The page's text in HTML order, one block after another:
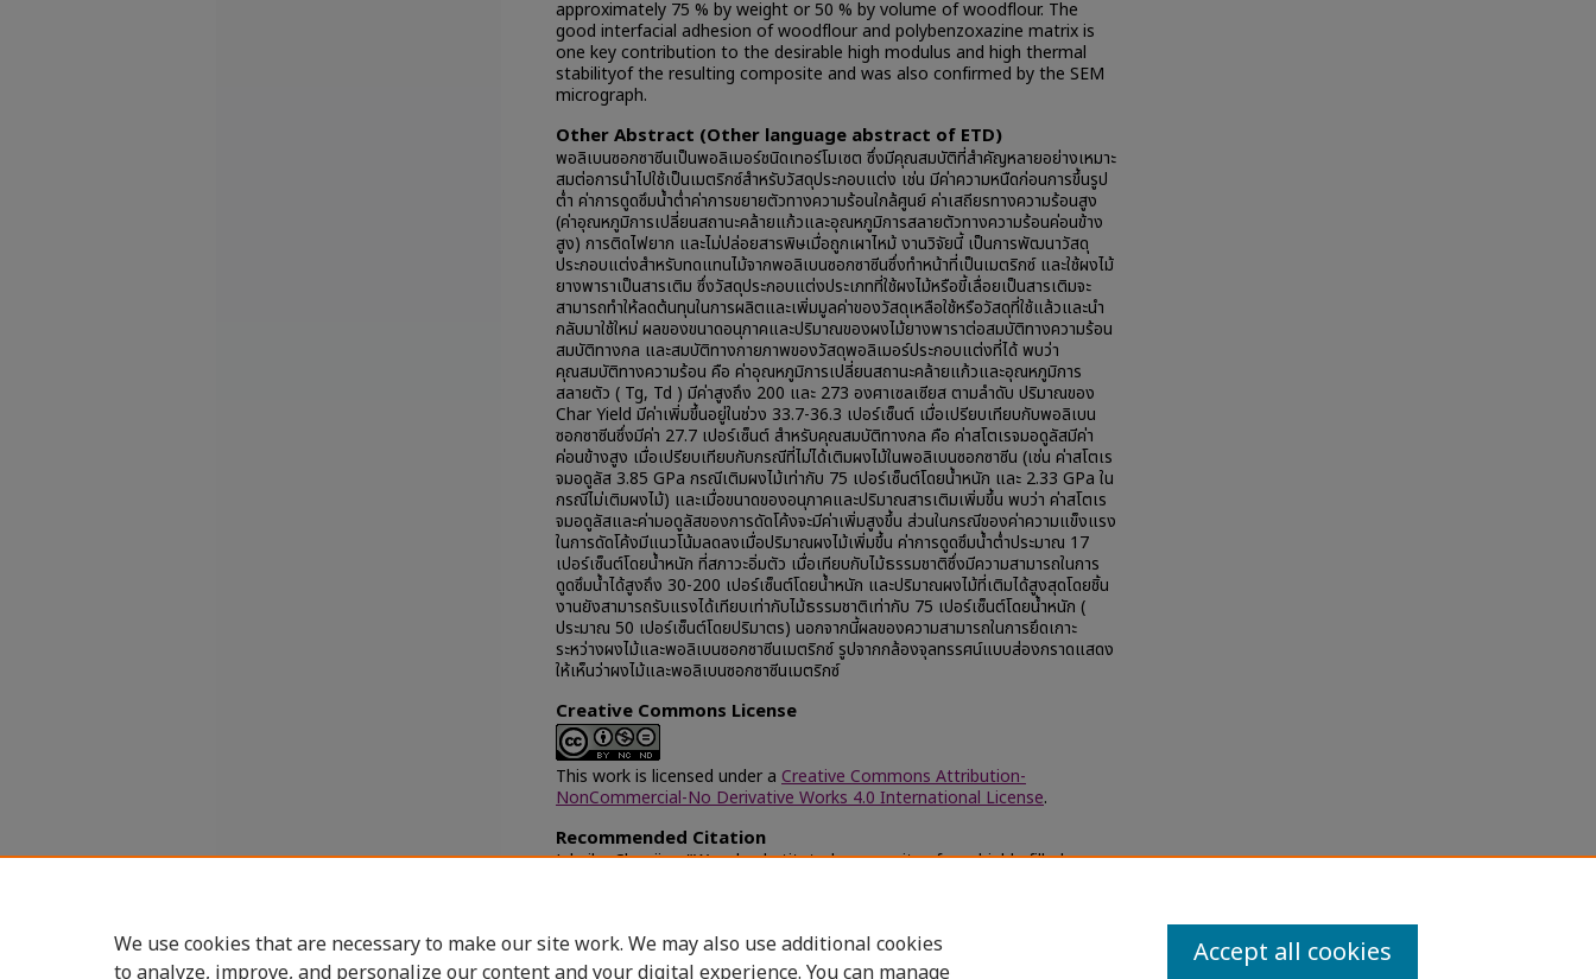
approximately 75 % by weight or 50 % by volume of woodflour. The
good interfacial adhesion of woodflour and polybenzoxazine matrix is
one key contribution to the desirable high modulus and high thermal
stabilityof the resulting composite and was also confirmed by the SEM
micrograph.
Other Abstract (Other language abstract of ETD)
พอลิเบนซอกซาซีนเป็นพอลิเมอร์ชนิดเทอร์โมเซต ซึ่งมีคุณสมบัติที่สำคัญหลายอย่างเหมาะ
สมต่อการนำไปใช้เป็นเมตริกซ์สำหรับวัสดุประกอบแต่ง เช่น มีค่าความหนืดก่อนการขึ้นรูป
ต่ำ ค่าการดูดซึมน้ำต่ำค่าการขยายตัวทางความร้อนใกล้ศูนย์ ค่าเสถียรทางความร้อนสูง
(ค่าอุณหภูมิการเปลี่ยนสถานะคล้ายแก้วและอุณหภูมิการสลายตัวทางความร้อนค่อนข้าง
สูง) การติดไฟยาก และไม่ปล่อยสารพิษเมื่อถูกเผาไหม้ งานวิจัยนี้ เป็นการพัฒนาวัสดุ
ประกอบแต่งสำหรับทดแทนไม้จากพอลิเบนซอกซาซีนซึ่งทำหน้าที่เป็นเมตริกซ์ และใช้ผงไม้
ยางพาราเป็นสารเติม ซึ่งวัสดุประกอบแต่งประเภทที่ใช้ผงไม้หรือขี้เลื่อยเป็นสารเติมจะ
สามารถทำให้ลดต้นทุนในการผลิตและเพิ่มมูลค่าของวัสดุเหลือใช้หรือวัสดุที่ใช้แล้วและนำ
กลับมาใช้ใหม่ ผลของขนาดอนุภาคและปริมาณของผงไม้ยางพาราต่อสมบัติทางความร้อน
สมบัติทางกล และสมบัติทางกายภาพของวัสดุพอลิเมอร์ประกอบแต่งที่ได้ พบว่า
คุณสมบัติทางความร้อน คือ ค่าอุณหภูมิการเปลี่ยนสถานะคล้ายแก้วและอุณหภูมิการ
สลายตัว ( Tg, Td ) มีค่าสูงถึง 200 และ 273 องศาเซลเซียส ตามลำดับ ปริมาณของ
Char Yield มีค่าเพิ่มขึ้นอยู่ในช่วง 33.7-36.3 เปอร์เซ็นต์ เมื่อเปรียบเทียบกับพอลิเบน
ซอกซาซีนซึ่งมีค่า 27.7 เปอร์เซ็นต์ สำหรับคุณสมบัติทางกล คือ ค่าสโตเรจมอดูลัสมีค่า
ค่อนข้างสูง เมื่อเปรียบเทียบกับกรณีที่ไม่ได้เติมผงไม้ในพอลิเบนซอกซาซีน (เช่น ค่าสโตเร
จมอดูลัส 3.85 GPa กรณีเติมผงไม้เท่ากับ 75 เปอร์เซ็นต์โดยน้ำหนัก และ 2.33 GPa ใน
กรณีไม่เติมผงไม้) และเมื่อขนาดของอนุภาคและปริมาณสารเติมเพิ่มขึ้น พบว่า ค่าสโตเร
จมอดูลัสและค่ามอดูลัสของการดัดโค้งจะมีค่าเพิ่มสูงขึ้น ส่วนในกรณีของค่าความแข็งแรง
ในการดัดโค้งมีแนวโน้มลดลงเมื่อปริมาณผงไม้เพิ่มขึ้น ค่าการดูดซึมน้ำต่ำประมาณ 17
เปอร์เซ็นต์โดยน้ำหนัก ที่สภาวะอิ่มตัว เมื่อเทียบกับไม้ธรรมชาติซึ่งมีความสามารถในการ
ดูดซึมน้ำได้สูงถึง 30-200 เปอร์เซ็นต์โดยน้ำหนัก และปริมาณผงไม้ที่เติมได้สูงสุดโดยชิ้น
งานยังสามารถรับแรงได้เทียบเท่ากับไม้ธรรมชาติเท่ากับ 75 เปอร์เซ็นต์โดยน้ำหนัก (
ประมาณ 50 เปอร์เซ็นต์โดยปริมาตร) นอกจากนี้ผลของความสามารถในการยึดเกาะ
ระหว่างผงไม้และพอลิเบนซอกซาซีนเมตริกซ์ รูปจากกล้องจุลทรรศน์แบบส่องกราดแสดง
ให้เห็นว่าผงไม้และพอลิเบนซอกซาซีนเมตริกซ์
Creative Commons License
This work is licensed under a Creative Commons Attribution-
NonCommercial-No Derivative Works 4.0 International License.
Recommended Citation
Jubsilp, Chanjira, "Wood-substituted composites from highly-filled
We use cookies that are necessary to make our site work. We may also use additional cookies
to analyze, improve, and personalize our content and your digital experience. You can manage
Accept all cookies